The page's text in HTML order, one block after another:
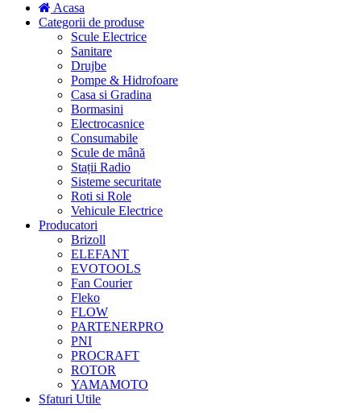
Acasa
Categorii de produse
Scule Electrice
Sanitare
Drujbe
Pompe & Hidrofoare
Casa si Gradina
Bormasini
Electrocasnice
Consumabile
Scule de mână
Stații Radio
Sisteme securitate
Roti si Role
Vehicule Electrice
Producatori
Brizoll
ELEFANT
EVOTOOLS
Fan Courier
Fleko
FLOW
PARTENERPRO
PNI
PROCRAFT
ROTOR
YAMAMOTO
Sfaturi Utile